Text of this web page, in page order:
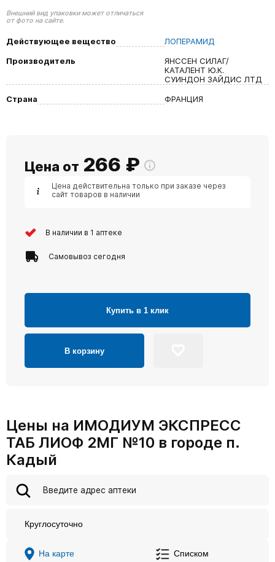
Внешний вид упаковки может отличаться
от фото на сайте.
Действующее вещество
ЛОПЕРАМИД
Производитель
ЯНССЕН СИЛАГ/
КАТАЛЕНТ Ю.К.
СУИНДОН ЗАЙДИС ЛТД
Страна
ФРАНЦИЯ
Цена от 266 ₽
Цена действительна только при заказе через
сайт товаров в наличии
В наличии в 1 аптеке
Самовывоз сегодня
Купить в 1 клик
В корзину
Цены на ИМОДИУМ ЭКСПРЕСС
ТАБ ЛИОФ 2МГ №10 в городе п.
Кадый
Круглосуточно
На карте Списком